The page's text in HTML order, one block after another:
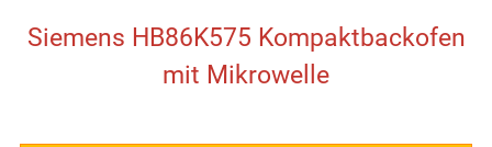
Siemens HB86K575 Kompaktbackofen
mit Mikrowelle